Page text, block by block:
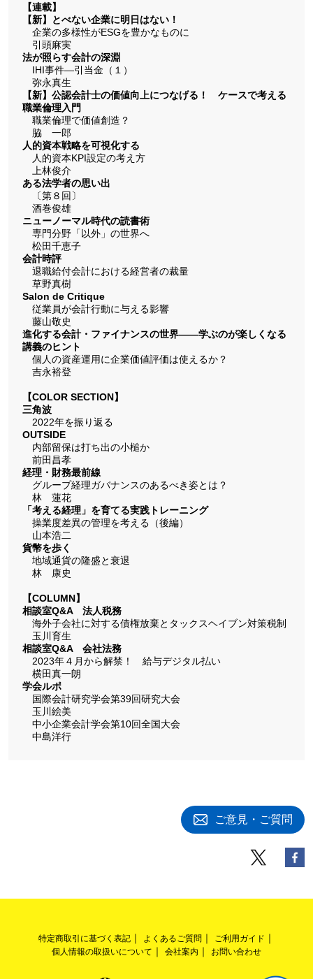
【連載】
【新】とべない企業に明日はない！
企業の多様性がESGを豊かなものに
引頭麻実
法が照らす会計の深淵
IHI事件―引当金（１）
弥永真生
【新】公認会計士の価値向上につなげる！ ケースで考える
職業倫理入門
職業倫理で価値創造？
脇 一郎
人的資本戦略を可視化する
人的資本KPI設定の考え方
上林俊介
ある法学者の思い出
〔第８回〕
酒巻俊雄
ニューノーマル時代の読書術
専門分野「以外」の世界へ
松田千恵子
会計時評
退職給付会計における経営者の裁量
草野真樹
Salon de Critique
従業員が会計行動に与える影響
藤山敬史
進化する会計・ファイナンスの世界――学ぶのが楽しくなる
講義のヒント
個人の資産運用に企業価値評価は使えるか？
吉永裕登
【COLOR SECTION】
三角波
2022年を振り返る
OUTSIDE
内部留保は打ち出の小槌か
前田昌孝
経理・財務最前線
グループ経理ガバナンスのあるべき姿とは？
林 蓮花
「考える経理」を育てる実践トレーニング
操業度差異の管理を考える（後編）
山本浩二
貨幣を歩く
地域通貨の隆盛と衰退
林 康史
【COLUMN】
相談室Q&A 法人税務
海外子会社に対する債権放棄とタックスヘイブン対策税制
玉川育生
相談室Q&A 会社法務
2023年４月から解禁！ 給与デジタル払い
横田真一朗
学会ルポ
国際会計研究学会第39回研究大会
玉川絵美
中小企業会計学会第10回全国大会
中島洋行
ご意見・ご質問
特定商取引に基づく表記 よくあるご質問
ご利用ガイド
個人情報の取扱いについて
会社案内 お問い合わせ